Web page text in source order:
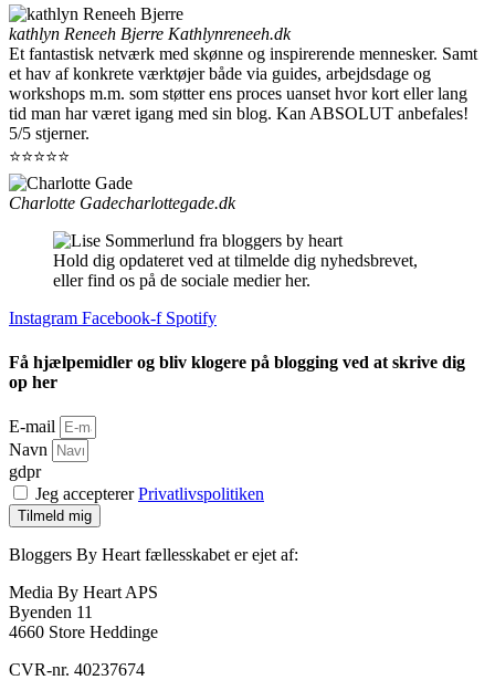
kathlyn Reneeh Bjerre Kathlynreneeh.dk
Et fantastisk netværk med skønne og inspirerende mennesker. Samt
et hav af konkrete værktøjer både via guides, arbejdsdage og
workshops m.m. som støtter ens proces uanset hvor kort eller lang
tid man har været igang med sin blog. Kan ABSOLUT anbefales!
5/5 stjerner.
⭐⭐⭐⭐⭐
Charlotte Gadecharlottegade.dk
Hold dig opdateret ved at tilmelde dig nyhedsbrevet,
eller find os på de sociale medier her.
Instagram Facebook-f Spotify
Få hjælpemidler og bliv klogere på blogging ved at skrive dig
op her
E-mail
Navn
gdpr
Jeg acceptererPrivatlivspolitiken
Tilmeld mig
Bloggers By Heart fællesskabet er ejet af:
Media By Heart APS
Byenden 11
4660 Store Heddinge
CVR-nr. 40237674